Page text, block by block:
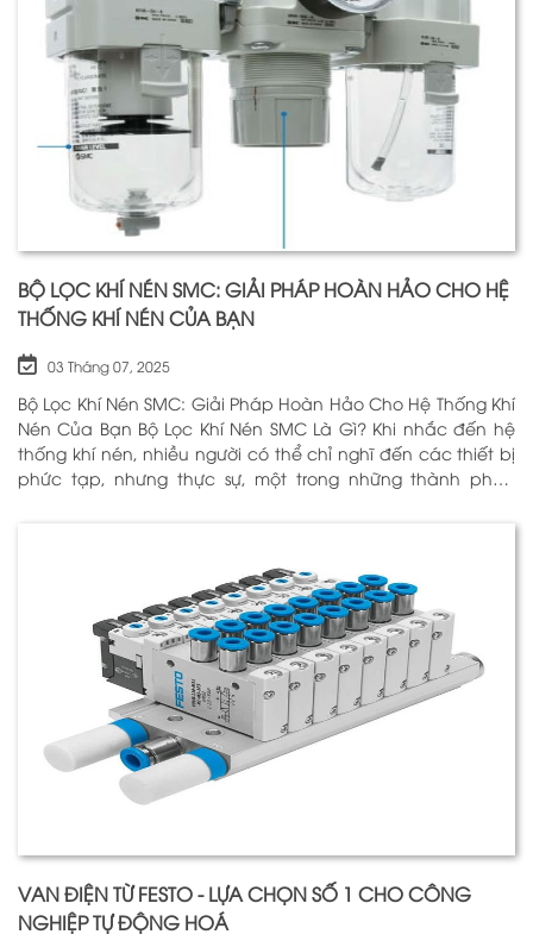
BỘ LỌC KHÍ NÉN SMC: GIẢI PHÁP HOÀN HẢO CHO HỆ
THỐNG KHÍ NÉN CỦA BẠN
03 Tháng 07, 2025
Bộ Lọc Khí Nén SMC: Giải Pháp Hoàn Hảo Cho Hệ Thống Khí
Nén Của Bạn Bộ Lọc Khí Nén SMC Là Gì? Khi nhắc đến hệ
thống khí nén, nhiều người có thể chỉ nghĩ đến các thiết bị
phức tạp, nhưng thực sự, một trong những thành phần
VAN ĐIỆN TỪ FESTO - LỰA CHỌN SỐ 1 CHO CÔNG
NGHIỆP TỰ ĐỘNG HOÁ